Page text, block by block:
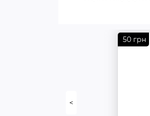
<
50 грн